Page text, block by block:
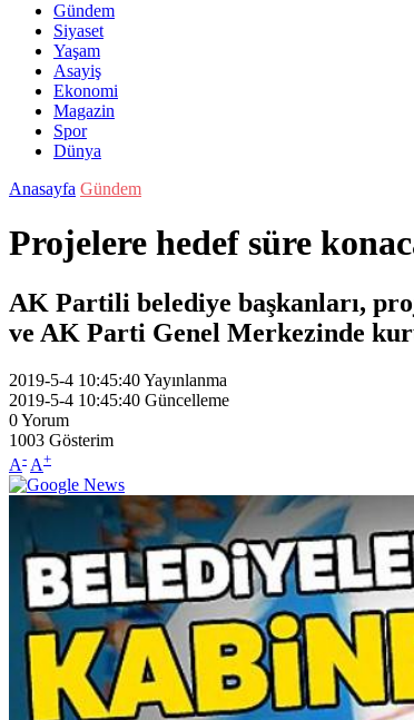
Gündem
Siyaset
Yaşam
Asayiş
Ekonomi
Magazin
Spor
Dünya
Anasayfa Gündem
Projelere hedef süre
AK Partili belediye başkanları,
ve AK Parti Genel Merkezinde
2019-5-4 10:45:40Yayınlanma
2019-5-4 10:45:40 Güncelleme
0Yorum
1003 Gösterim
A- A+